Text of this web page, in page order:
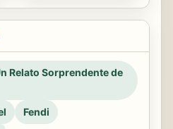
Relato Sorprendente de
Fendi